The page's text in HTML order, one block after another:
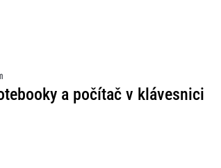
a počítač v klávesnici